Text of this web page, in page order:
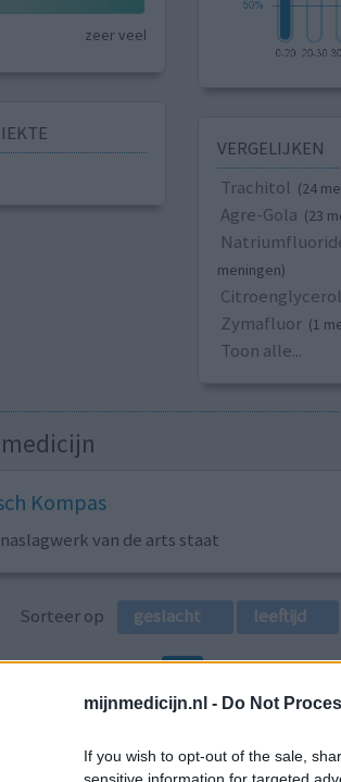
mijnmedicijn.nl - Do Not
If you wish to opt-out of the sale,
sensitive information for targeted
zeer veel
VERGELIJKEN
Trachitol (24
Agre-Gola (23
meningen)
Citroenglycerol
Zymafluor (1
Toon alle...
Kompas
van de arts staat
Sorteer op geslacht leeftijd
1